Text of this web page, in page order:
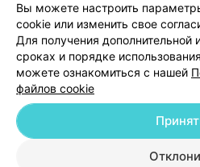
Персональные
Обработка
© 2026 ООО «Артокс Лаб», УНП
Вы можете настроить
cookie или изменить свое
Для получения дополнительной
сроках и порядке
можете ознакомиться с нашей
файлов cookie